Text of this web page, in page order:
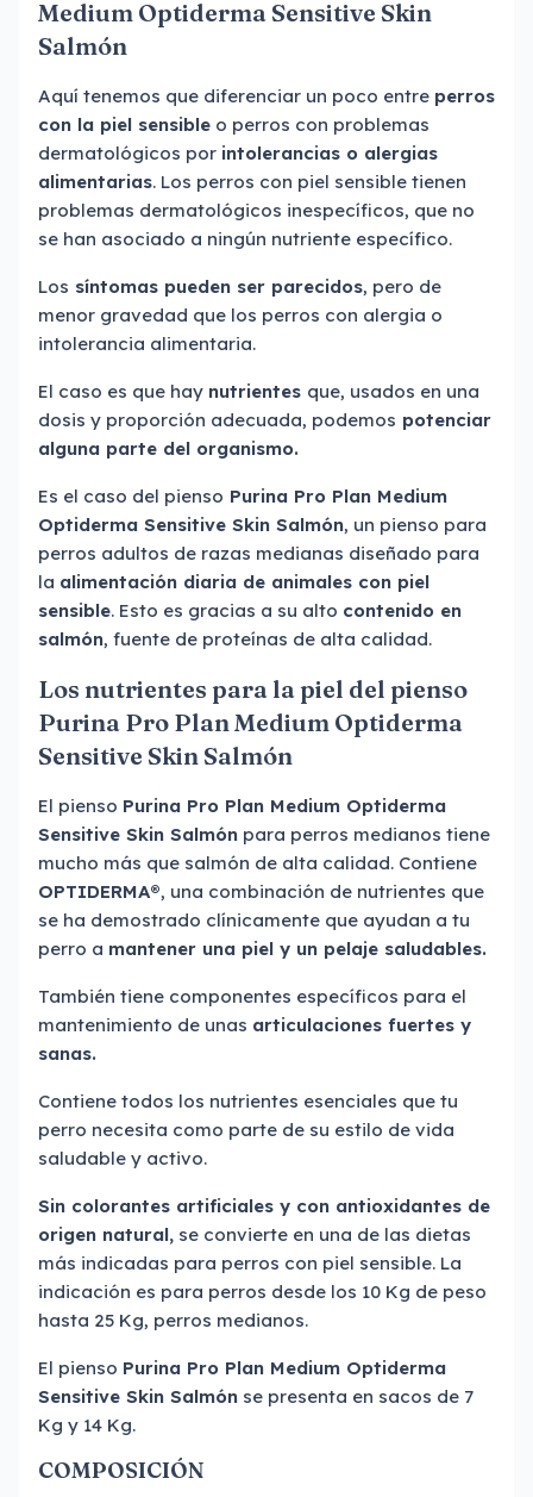
Medium Optiderma Sensitive Skin
Salmón
Aquí tenemos que diferenciar un poco entre perros
con la piel sensible o perros con problemas
dermatológicos por intolerancias o alergias
alimentarias. Los perros con piel sensible tienen
problemas dermatológicos inespecíficos, que no
se han asociado a ningún nutriente específico.
Los síntomas pueden ser parecidos, pero de
menor gravedad que los perros con alergia o
intolerancia alimentaria.
El caso es que hay nutrientes que, usados en una
dosis y proporción adecuada, podemos potenciar
alguna parte del organismo.
Es el caso del pienso Purina Pro Plan Medium
Optiderma Sensitive Skin Salmón, un pienso para
perros adultos de razas medianas diseñado para
la alimentación diaria de animales con piel
sensible. Esto es gracias a su alto contenido en
salmón, fuente de proteínas de alta calidad.
Los nutrientes para la piel del pienso
Purina Pro Plan Medium Optiderma
Sensitive Skin Salmón
El pienso Purina Pro Plan Medium Optiderma
Sensitive Skin Salmón para perros medianos tiene
mucho más que salmón de alta calidad. Contiene
OPTIDERMA®, una combinación de nutrientes que
se ha demostrado clínicamente que ayudan a tu
perro a mantener una piel y un pelaje saludables.
También tiene componentes específicos para el
mantenimiento de unas articulaciones fuertes y
sanas.
Contiene todos los nutrientes esenciales que tu
perro necesita como parte de su estilo de vida
saludable y activo.
Sin colorantes artificiales y con antioxidantes de
origen natural, se convierte en una de las dietas
más indicadas para perros con piel sensible. La
indicación es para perros desde los 10 Kg de peso
hasta 25 Kg, perros medianos.
El pienso Purina Pro Plan Medium Optiderma
Sensitive Skin Salmón se presenta en sacos de 7
Kg y 14 Kg.
COMPOSICIÓN